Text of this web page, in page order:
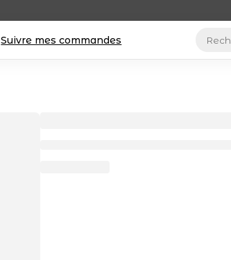
Suivre mes commandes